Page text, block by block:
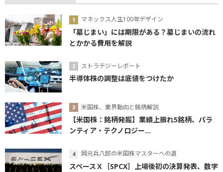
マネックス人生100年デザイン
「墓じまい」には期限がある？墓じまいの流れ
とかかる費用を解説
ストラテジーレポート
半導体株の調整は底値をつけたか
米国株、業界動向と銘柄解説
【米国株：銘柄発掘】業績上振れ5銘柄、パラ
ンティア・テクノロジー...
岡元兵八郎の米国株マスターへの道
スペースＸ［SPCX］上場後初の決算発表、数字